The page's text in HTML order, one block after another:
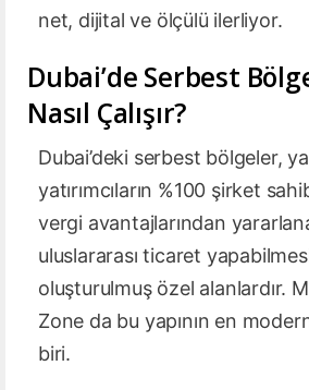
net, dijital ve ölçülü ilerliyor.
Dubai’de Serbest
Nasıl Çalışır?
Dubai’deki serbest bölgeler,
yatırımcıların %100 şirket
vergi avantajlarından
uluslararası ticaret
oluşturulmuş özel alanlardır.
Zone da bu yapının en
biri.